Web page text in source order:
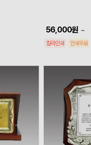
56,000원 ~
칼라인쇄 인쇄무료